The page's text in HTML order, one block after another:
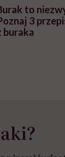
to
3
buraka